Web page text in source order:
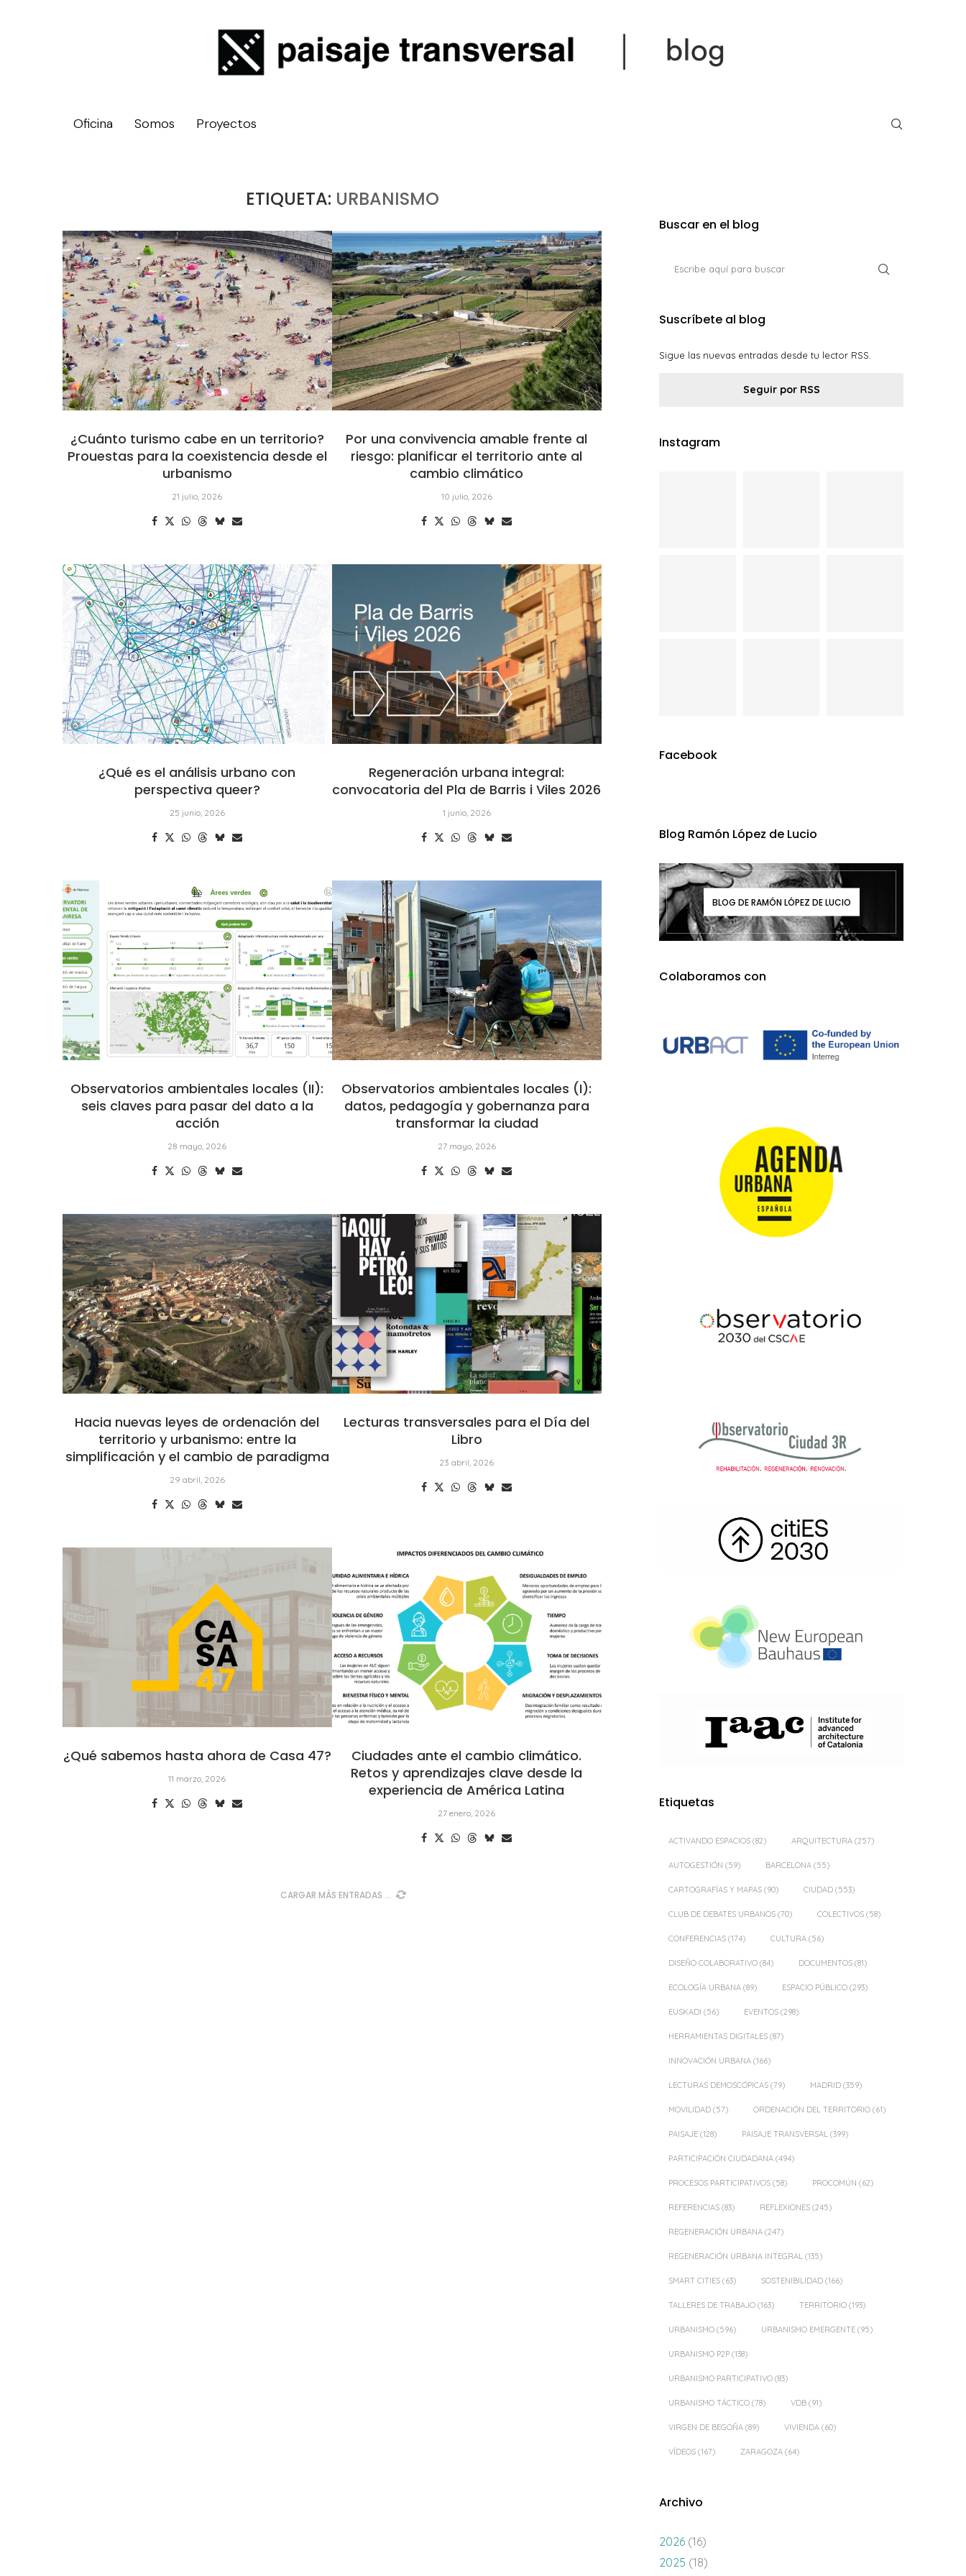
Oficina Somos Proyectos
ETIQUETA: URBANISMO
¿Cuánto turismo cabe en un territorio?
Prouestas para la coexistencia desde el
urbanismo
21 julio, 2026
Por una convivencia amable frente al
riesgo: planificar el territorio ante al
cambio climático
10 julio, 2026
¿Qué es el análisis urbano con
perspectiva queer?
25 junio, 2026
Regeneración urbana integral:
convocatoria del Pla de Barris i Viles 2026
1 junio, 2026
Observatorios ambientales locales (II):
seis claves para pasar del dato a la
acción
28 mayo, 2026
Observatorios ambientales locales (I):
datos, pedagogía y gobernanza para
transformar la ciudad
27 mayo, 2026
Hacia nuevas leyes de ordenación del
territorio y urbanismo: entre la
simplificación y el cambio de paradigma
29 abril, 2026
Lecturas transversales para el Día del
Libro
23 abril, 2026
¿Qué sabemos hasta ahora de Casa 47?
11 marzo, 2026
Ciudades ante el cambio climático.
Retos y aprendizajes clave desde la
experiencia de América Latina
27 enero, 2026
CARGAR MÁS ENTRADAS
Buscar en el blog
Suscríbete al blog
Sigue las nuevas entradas desde tu lector RSS.
Seguir por RSS
Instagram
Facebook
Blog Ramón López de Lucio
BLOG DE RAMÓN LÓPEZ DE LUCIO
Colaboramos con
Etiquetas
ACTIVANDO ESPACIOS (82) ARQUITECTURA (257)
AUTOGESTIÓN (59) BARCELONA (55)
CARTOGRAFÍAS Y MAPAS (90) CIUDAD (553)
CLUB DE DEBATES URBANOS (70) COLECTIVOS (58)
CONFERENCIAS (174) CULTURA (56)
DISEÑO COLABORATIVO (84) DOCUMENTOS (81)
ECOLOGÍA URBANA (89) ESPACIO PÚBLICO (293)
EUSKADI (56) EVENTOS (298)
HERRAMIENTAS DIGITALES (87)
INNOVACIÓN URBANA (166)
LECTURAS DEMOSCÓPICAS (79) MADRID (359)
MOVILIDAD (57) ORDENACIÓN DEL TERRITORIO (61)
PAISAJE (128) PAISAJE TRANSVERSAL (399)
PARTICIPACIÓN CIUDADANA (494)
PROCESOS PARTICIPATIVOS (58) PROCOMÚN (62)
REFERENCIAS (83) REFLEXIONES (245)
REGENERACIÓN URBANA (247)
REGENERACIÓN URBANA INTEGRAL (135)
SMART CITIES (63) SOSTENIBILIDAD (166)
TALLERES DE TRABAJO (163) TERRITORIO (193)
URBANISMO (596) URBANISMO EMERGENTE (95)
URBANISMO P2P (138)
URBANISMO PARTICIPATIVO (83)
URBANISMO TÁCTICO (78) VDB (91)
VIRGEN DE BEGOÑA (89) VIVIENDA (60)
VÍDEOS (167) ZARAGOZA (64)
Archivo
2026 (16)
2025 (18)